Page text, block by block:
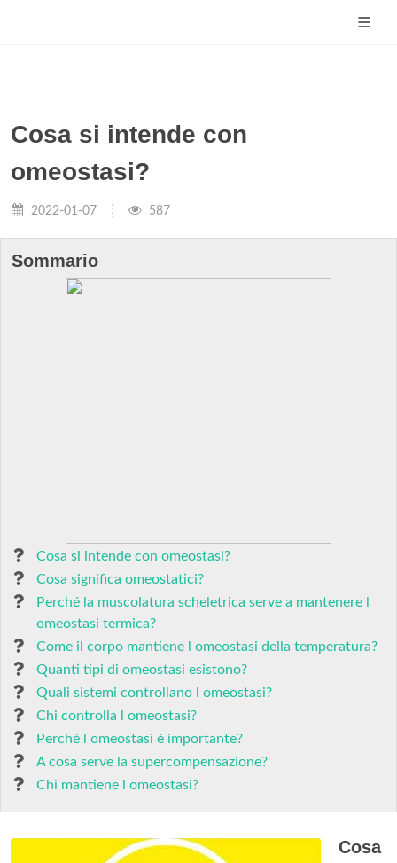
Cosa si intende con
omeostasi?
2022-01-07 587
Sommario
Cosa si intende con omeostasi?
Cosa significa omeostatici?
Perché la muscolatura scheletrica serve a mantenere l
omeostasi termica?
Come il corpo mantiene l omeostasi della temperatura?
Quanti tipi di omeostasi esistono?
Quali sistemi controllano l omeostasi?
Chi controlla l omeostasi?
Perché l omeostasi è importante?
A cosa serve la supercompensazione?
Chi mantiene l omeostasi?
Cosa